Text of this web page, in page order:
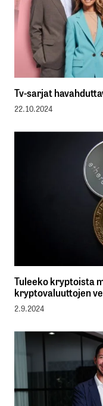
Tv-sarjat
22.10.2024
Tuleeko kryptoista
kryptovaluuttojen
2.9.2024